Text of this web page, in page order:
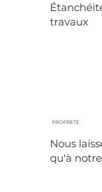
travaux
PROPRETÉ
Nous
qu'à